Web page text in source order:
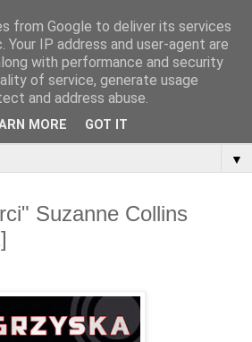
▼
Suzanne Collins
from Google to deliver its services
Your IP address and user-agent are
with performance and security
of service, generate usage
and address abuse.
MORE GOT IT